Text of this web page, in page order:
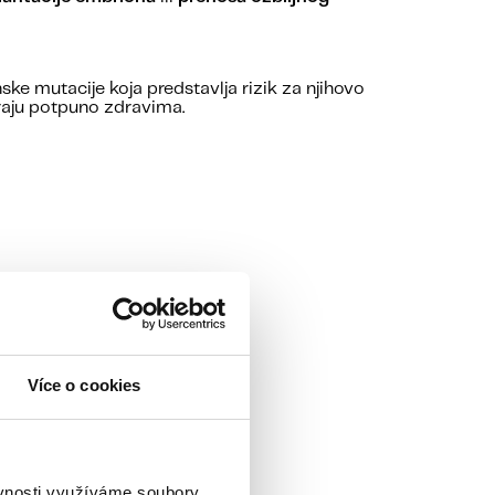
Více o cookies
mutacije koja predstavlja rizik za njihovo
potpuno zdravima.